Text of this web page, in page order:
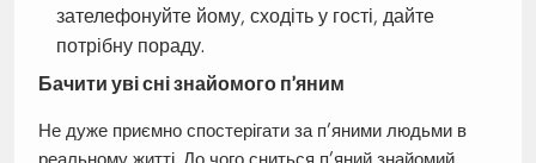
зателефонуйте йому, сходіть у гості, дайте
потрібну пораду.
Бачити уві сні знайомого п’яним
Не дуже приємно спостерігати за п’яними людьми в
реальному житті. До чого сниться п’яний знайомий,